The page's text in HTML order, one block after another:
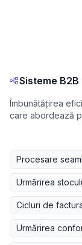
Sisteme B2B
Îmbunătățirea
care abordează
Procesare
Urmărirea
Cicluri de
Urmărirea